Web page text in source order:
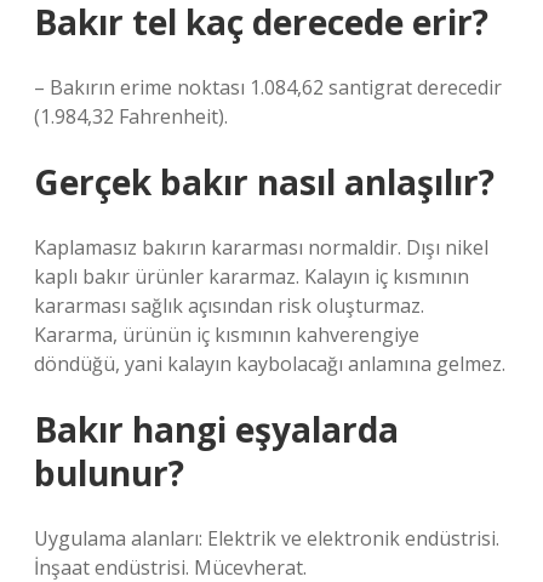
Bakır tel kaç derecede erir?
– Bakırın erime noktası 1.084,62 santigrat derecedir
(1.984,32 Fahrenheit).
Gerçek bakır nasıl anlaşılır?
Kaplamasız bakırın kararması normaldir. Dışı nikel
kaplı bakır ürünler kararmaz. Kalayın iç kısmının
kararması sağlık açısından risk oluşturmaz.
Kararma, ürünün iç kısmının kahverengiye
döndüğü, yani kalayın kaybolacağı anlamına gelmez.
Bakır hangi eşyalarda
bulunur?
Uygulama alanları: Elektrik ve elektronik endüstrisi.
İnşaat endüstrisi. Mücevherat.